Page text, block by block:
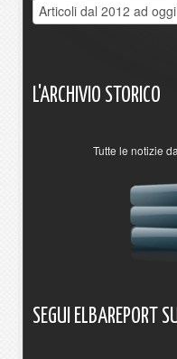
L'ARCHIVIO STORICO
Tutte le notizie
SEGUI ELBAREPORT